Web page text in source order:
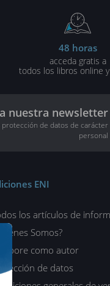
48 horas
acceda gratis a
todos los libros online
nuestra newsletter
de datos de carácter
personal
ENI
los artículos de
Somos?
como autor
de datos